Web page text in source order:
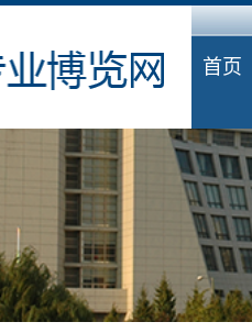
首页